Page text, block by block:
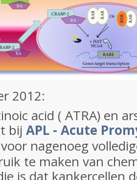
2012:
acid ( ATRA) en
bij APL - Acute
voor nagenoeg
te maken van
is dat kankercellen